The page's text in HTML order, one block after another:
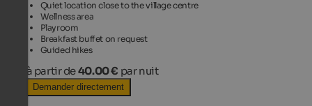
Quiet location close to the village centre
Wellness area
Playroom
Breakfast buffet on request
Guided hikes
à partir de40.00 € par nuit
Demander directement